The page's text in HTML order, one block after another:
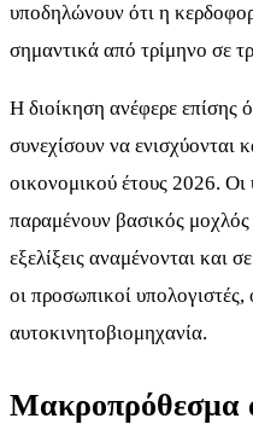
υποδηλώνουν ότι η
σημαντικά από τρίμηνο σε
Η διοίκηση ανέφερε επίσης
συνεχίσουν να ενισχύονται
οικονομικού έτους 2026.
παραμένουν βασικός μοχλός
εξελίξεις αναμένονται και
οι προσωπικοί υπολογιστές,
αυτοκινητοβιομηχανία.
Μακροπρόθεσμα